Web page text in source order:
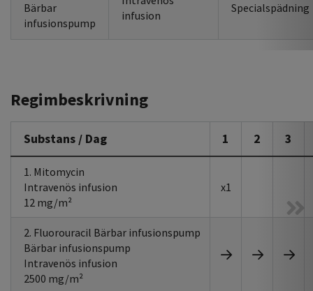
Bärbar
infusionspump
infusion
Specialspädning
Regimbeskrivning
Substans / Dag 1 2 3
1. Mitomycin
Intravenös infusion
12 mg/m²
x1
2. Fluorouracil Bärbar infusionspump
Bärbar infusionspump
Intravenös infusion
2500 mg/m²